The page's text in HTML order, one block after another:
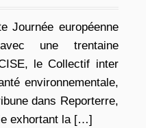
européenne
une trentaine
le Collectif inter
environnementale,
dans Reporterre,
exhortant la […]